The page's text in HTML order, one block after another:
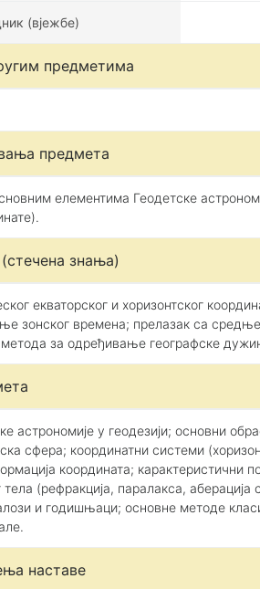
(вјежбе)
предметима
предмета
елементима Геодетске
знања)
екваторског и хоризонтског
зонског времена; прелазак са
метода за одређивање географске
астрономије у геодезији; основни
сфера; координатни системи
координата; карактеристични
тела (рефракција, паралакса,
и годишњаци; основне методе
наставе